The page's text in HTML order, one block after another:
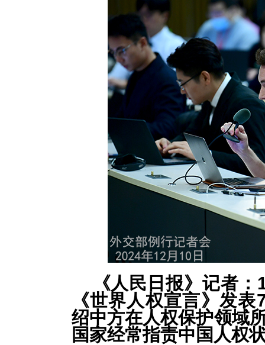
《人民日报》记者
《世界人权宣言》发
绍中方在人权保护领域
国家经常指责中国人权